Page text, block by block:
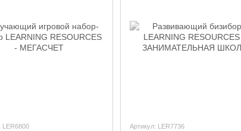
LER6800 Артикул: LER7736